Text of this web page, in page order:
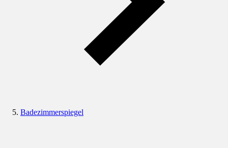
Badezimmerspiegel